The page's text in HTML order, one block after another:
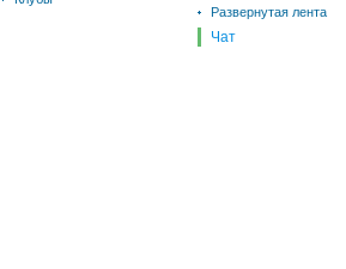
Развернутая лента
Чат